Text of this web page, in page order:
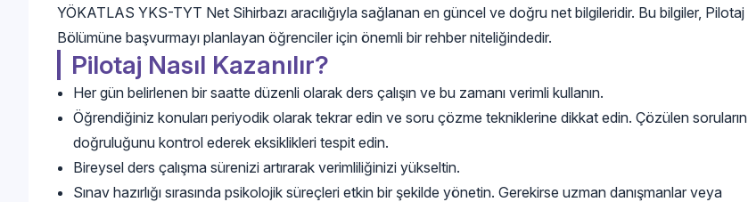
YÖKATLAS YKS-TYT Net Sihirbazı aracılığıyla sağlanan en güncel ve doğru net bilgileridir. Bu bilgiler, Pilotaj
Bölümüne başvurmayı planlayan öğrenciler için önemli bir rehber niteliğindedir.
Pilotaj Nasıl Kazanılır?
Her gün belirlenen bir saatte düzenli olarak ders çalışın ve bu zamanı verimli kullanın.
Öğrendiğiniz konuları periyodik olarak tekrar edin ve soru çözme tekniklerine dikkat edin. Çözülen soruların
doğruluğunu kontrol ederek eksiklikleri tespit edin.
Bireysel ders çalışma sürenizi artırarak verimliliğinizi yükseltin.
Sınav hazırlığı sırasında psikolojik süreçleri etkin bir şekilde yönetin. Gerekirse uzman danışmanlar veya